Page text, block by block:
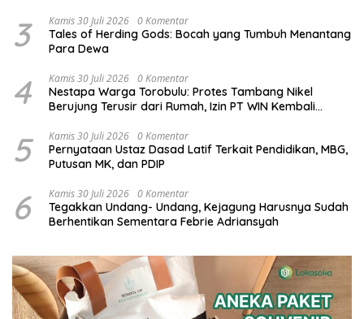
3 Kamis 30 Juli 2026 0 Komentar
Tales of Herding Gods: Bocah yang Tumbuh Menantang
Para Dewa
4 Kamis 30 Juli 2026 0 Komentar
Nestapa Warga Torobulu: Protes Tambang Nikel
Berujung Terusir dari Rumah, Izin PT WIN Kembali
5 Kamis 30 Juli 2026 0 Komentar
Pernyataan Ustaz Dasad Latif Terkait Pendidikan, MBG,
Putusan MK, dan PDIP
6 Kamis 30 Juli 2026 0 Komentar
Tegakkan Undang- Undang, Kejagung Harusnya Sudah
Berhentikan Sementara Febrie Adriansyah